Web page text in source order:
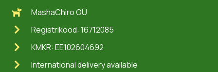
MashaChiro OÜ
Registrikood: 16712085
KMKR: EE102604692
International delivery available